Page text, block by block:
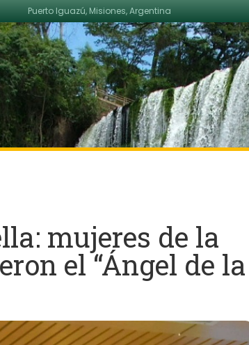
Puerto Iguazú, Misiones, Argentina
mujeres de la
el “Ángel de la